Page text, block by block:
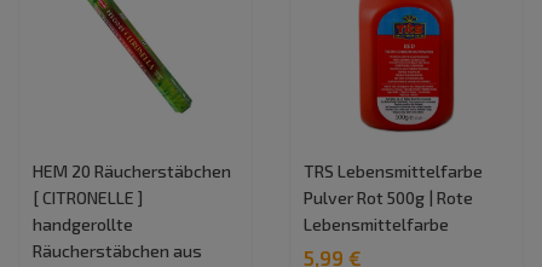
HEM 20 Räucherstäbchen
[ CITRONELLE ]
handgerollte
Räucherstäbchen aus
TRS Lebensmittelfarbe
Pulver Rot 500g | Rote
Lebensmittelfarbe
5,99 €